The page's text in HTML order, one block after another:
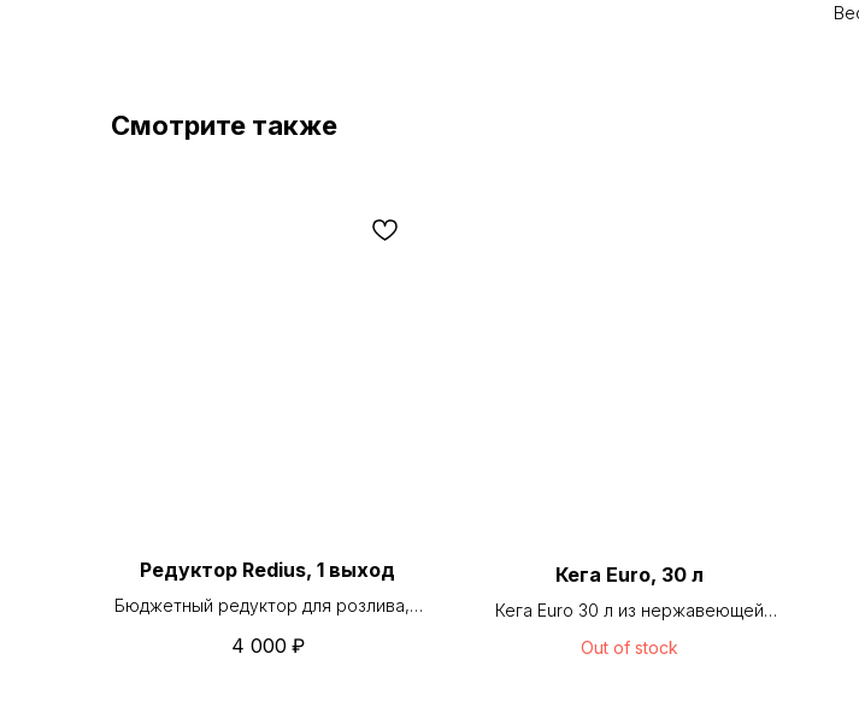
Смотрите также
Редуктор Redius, 1 выход
Бюджетный редуктор для розлива, 1
4 000 ₽
Кега Euro, 30 л
Кега Euro 30 л из нержавеющей
напитков под давлением.
Out of stock